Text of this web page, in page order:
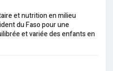
et nutrition en milieu
du Faso pour une
et variée des enfants en